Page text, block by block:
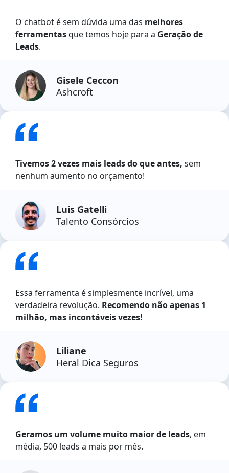
O chatbot é sem dúvida uma das melhores
ferramentasque temos hoje para a Geração de
Leads.
Gisele Ceccon
Ashcroft
Tivemos 2 vezes mais leads do que antes, sem
nenhum aumento no orçamento!
Luis Gatelli
Talento Consórcios
Essa ferramenta é simplesmente incrível, uma
verdadeira revolução. Recomendo não apenas 1
milhão, mas incontáveis vezes!
Liliane
Heral Dica Seguros
Geramos um volume muito maior de leads, em
média, 500 leads a mais por mês.